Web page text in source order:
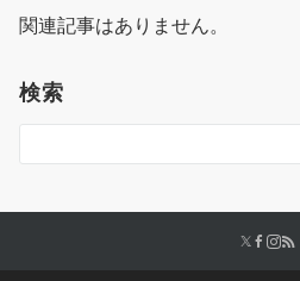
関連記事はありません。
検索